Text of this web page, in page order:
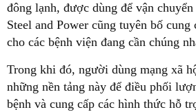
đông lạnh, được dùng để vận
Steel and Power cũng tuyên bố
cho các bệnh viện đang cần chúng
Trong khi đó, người dùng mạng xã
những nền tảng này để điều phối
bệnh và cung cấp các hình thức hỗ